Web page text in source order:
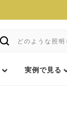
実例で見る